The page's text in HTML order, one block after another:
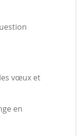
vœux et
en